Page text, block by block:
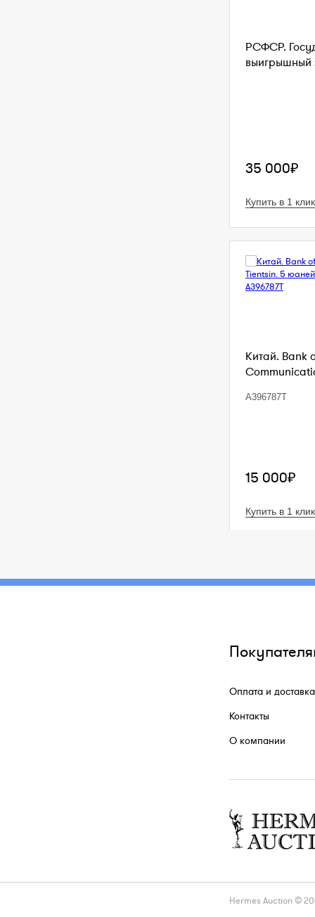
РСФСР.
выигрышный
35 000₽
Купить в 1 клик
Китай. Bank
A396787T
15 000₽
Купить в 1 клик
Оплата и доставка
Контакты
О компании
Hermes Auction ©